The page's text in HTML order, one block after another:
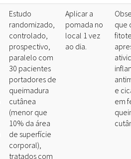
Estudo
randomizado,
controlado,
prospectivo,
paralelo com
30 pacientes
portadores de
queimadura
cutânea
(menor que
10% da área
de superfície
corporal),
tratados com
Aplicar a
pomada no
local 1 vez
ao dia.
que
e
em